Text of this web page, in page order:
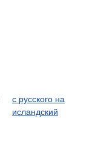
с русского на
исландский